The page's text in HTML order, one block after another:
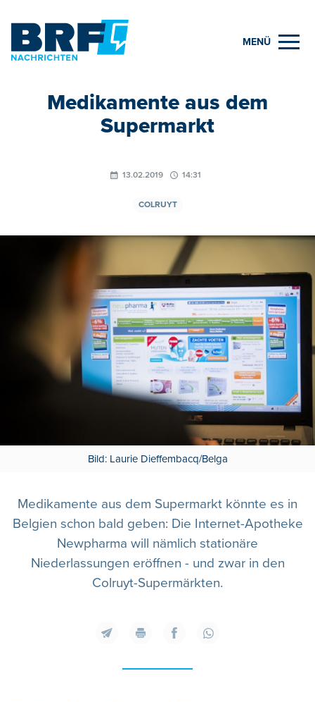
MENÜ
Medikamente aus dem
Supermarkt
13.02.2019 14:31
COLRUYT
Bild: Laurie Dieffembacq/Belga
Medikamente aus dem Supermarkt könnte es in
Belgien schon bald geben: Die Internet-Apotheke
Newpharma will nämlich stationäre
Niederlassungen eröffnen - und zwar in den
Colruyt-Supermärkten.